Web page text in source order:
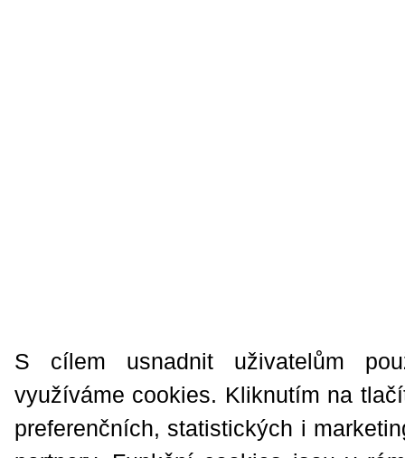
S cílem usnadnit uživatelům
využíváme cookies. Kliknutím na
preferenčních, statistických i